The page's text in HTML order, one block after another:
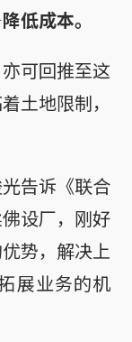
降低成本。
可回推至这
土地限制，
告诉《联合
设厂，刚好
势，解决上
展业务的机